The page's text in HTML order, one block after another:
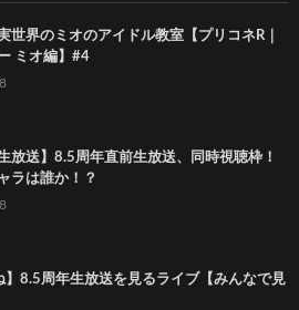
世界のミオのアイドル教室【プリコネR｜
ミオ編】#4
放送】8.5周年直前生放送、同時視聴枠！
ラは誰か！？
】8.5周年生放送を見るライブ【みんなで見